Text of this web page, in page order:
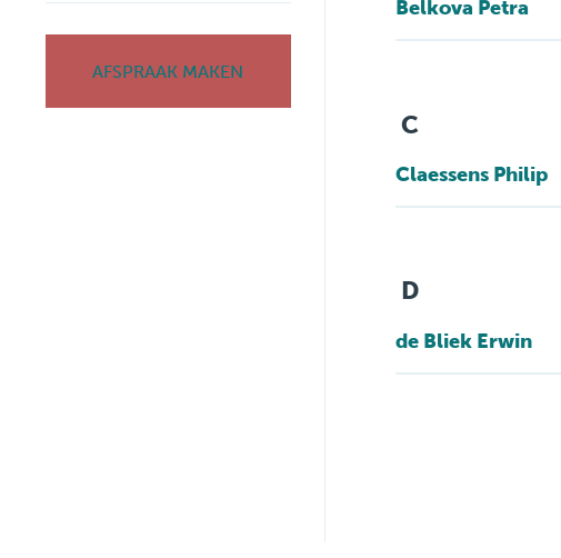
AFSPRAAK MAKEN
Belkova Petra
C
Claessens Philip
D
de Bliek Erwin